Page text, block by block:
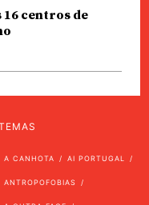
centros de
A CANHOTA AI PORTUGAL
ANTROPOFOBIAS